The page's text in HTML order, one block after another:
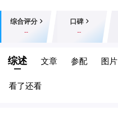
综合评分
--
口碑
--
综述 文章 参配 图片
看了还看